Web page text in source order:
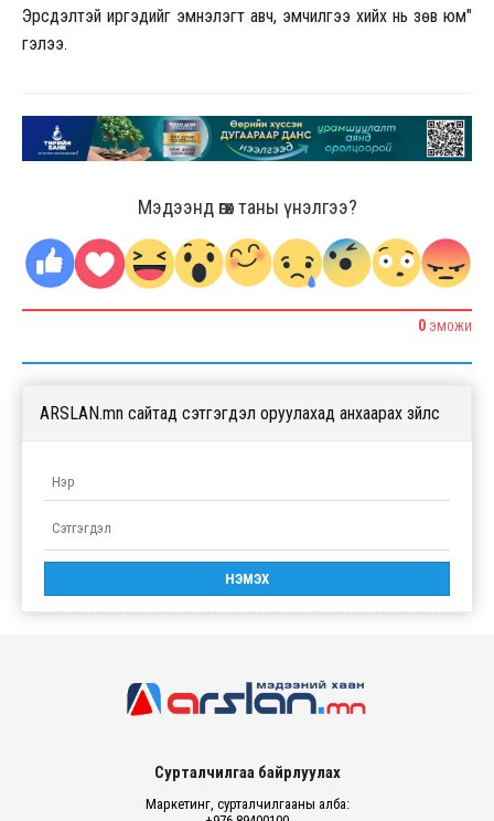
Эрсдэлтэй иргэдийг эмнэлэгт авч, эмчилгээ хийх нь зөв юм"
гэлээ.
Мэдээнд өгөх таны үнэлгээ?
0 ЭМОЖИ
ARSLAN.mn сайтад сэтгэгдэл оруулахад анхаарах зүйлс
Сурталчилгаа байрлуулах
Маркетинг, сурталчилгааны алба: